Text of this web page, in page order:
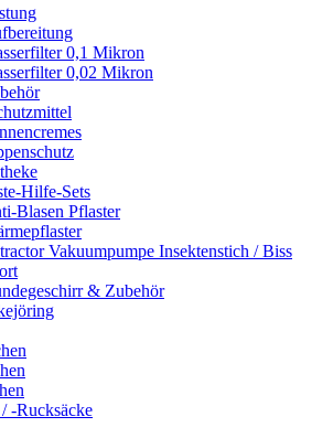
0,1 Mikron
0,02 Mikron
Hilfe-Sets
Blasen Pflaster
Vakuumpumpe Insektenstich / Biss
& Zubehör
-Rucksäcke